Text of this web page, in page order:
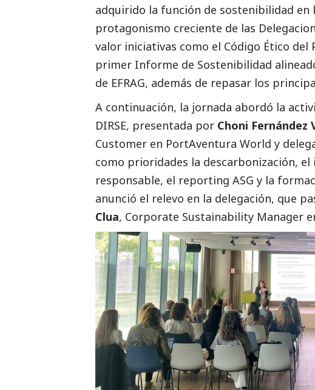
adquirido la función de sostenibilidad en
protagonismo creciente de las
valor iniciativas como el Código Ético
primer Informe de Sostenibilidad
de EFRAG, además de repasar los
A continuación, la jornada abordó la
DIRSE, presentada por Choni Fernández
Customer en PortAventura World y
como prioridades la descarbonización, el
responsable, el reporting ASG y la
anunció el relevo en la delegación, que
Clua, Corporate Sustainability Manager